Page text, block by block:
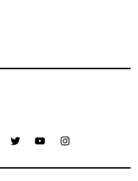
FacebookTwitter Youtube